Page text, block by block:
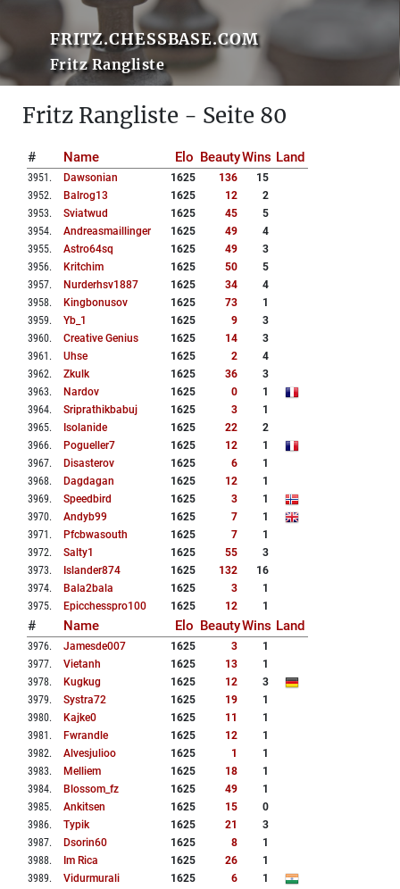
FRITZ.CHESSBASE.COM
Fritz Rangliste
Fritz Rangliste - Seite 80
# Name Elo BeautyWins Land
3951 . Dawsonian 1625 136
15
3952. Balrog13 1625 12
2
3953. Sviatwud 1625 45
5
3954. Andreasmaillinger 1625 49
4
3955. Astro64sq 1625 49
3
3956. Kritchim 1625 50
5
3957. Nurderhsv1887 1625 34
4
3958. Kingbonusov 1625 73
1
3959. Yb_1 1625 9
3
3960. Creative Genius 1625 14
3
3961 . Uhse 1625 2
4
3962. Zkulk 1625 36
3
3963. Nardov 1625 0
1
3964. Sriprathikbabuj 1625 3
1
3965. Isolanide 1625 22
2
3966. Pogueller7 1625 12
1
3967. Disasterov 1625 6
1
3968. Dagdagan 1625 12
1
3969. Speedbird 1625 3
1
3970. Andyb99 1625 7
1
3971 . Pfcbwasouth 1625 7
1
3972. Salty1 1625 55
3
3973. Islander874 1625 132
16
3974. Bala2bala 1625 3
1
3975. Epicchesspro100 1625 12 1
# Name Elo BeautyWins Land
3976. Jamesde007 1625 3
1
3977. Vietanh 1625 13
1
3978. Kugkug 1625 12
3
3979. Systra72 1625 19
1
3980. Kajke0 1625 11
1
3981 . Fwrandle 1625 12
1
3982. Alvesjulioo 1625 1
1
3983. Melliem 1625 18
1
3984. Blossom_fz 1625 49
1
3985. Ankitsen 1625 15
0
3986. Typik 1625 21
3
3987. Dsorin60 1625 8
1
3988. Im Rica 1625 26
1
3989. Vidurmurali 1625 6
1